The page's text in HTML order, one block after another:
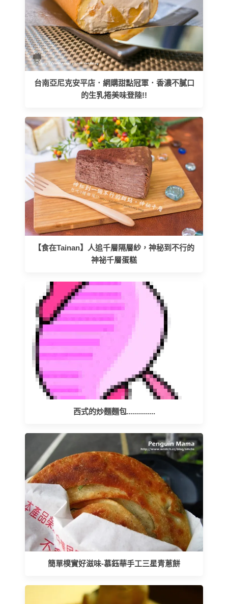
台南亞尼克安平店．網購甜點冠軍．香濃不膩口
的生乳捲美味登陸!!
【食在Tainan】人追千層隔層紗，神秘到不行的
神祕千層蛋糕
西式的炒麵麵包..............
簡單樸實好滋味-慕鈺華手工三星青蔥餅